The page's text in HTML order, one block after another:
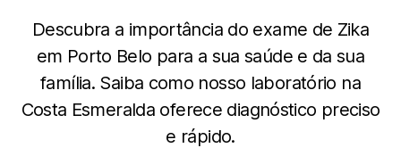
Descubra a importância do exame de Zika
em Porto Belo para a sua saúde e da sua
família. Saiba como nosso laboratório na
Costa Esmeralda oferece diagnóstico preciso
e rápido.